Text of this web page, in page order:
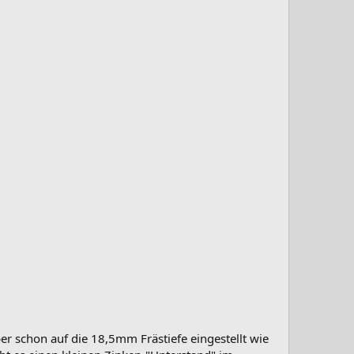
schon auf die 18,5mm Frästiefe eingestellt wie